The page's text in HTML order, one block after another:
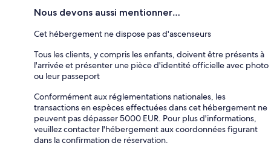
Nous devons aussi mentionner…
Cet hébergement ne dispose pas d'ascenseurs
Tous les clients, y compris les enfants, doivent être présents à
l'arrivée et présenter une pièce d'identité officielle avec photo
ou leur passeport
Conformément aux réglementations nationales, les
transactions en espèces effectuées dans cet hébergement ne
peuvent pas dépasser 5000 EUR. Pour plus d'informations,
veuillez contacter l'hébergement aux coordonnées figurant
dans la confirmation de réservation.